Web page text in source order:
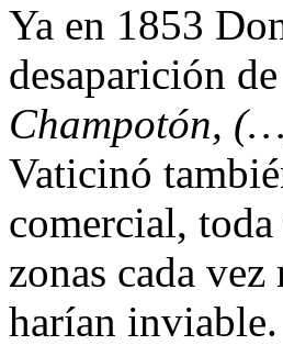
Ya en 1853
desaparición
Champotón,
Vaticinó
comercial, toda
zonas cada
harían